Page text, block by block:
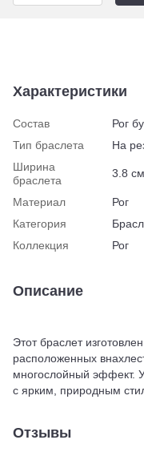
Характеристики
Состав
Рог
Тип браслета
На
Ширина
браслета
3.8 см
Материал
Рог
Категория
Коллекция
Рог
Описание
Этот браслет
расположенных
многослойный эффект.
с ярким, природным
Отзывы